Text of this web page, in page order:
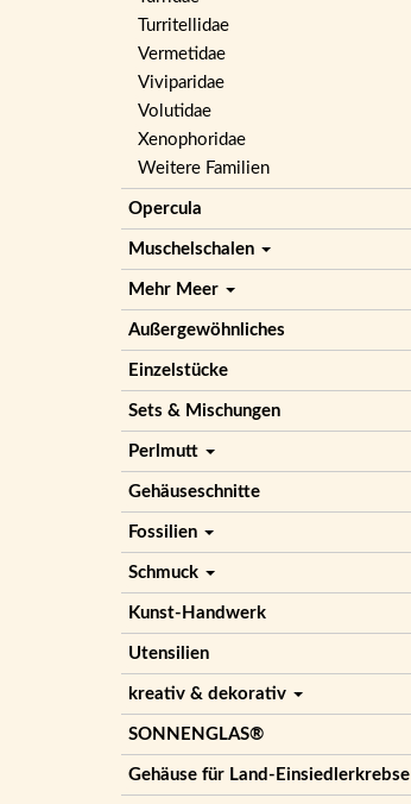
Turritellidae
Vermetidae
Viviparidae
Volutidae
Xenophoridae
Weitere Familien
Opercula
Muschelschalen
Mehr Meer
Außergewöhnliches
Einzelstücke
Sets & Mischungen
Perlmutt
Gehäuseschnitte
Fossilien
Schmuck
Kunst-Handwerk
Utensilien
kreativ & dekorativ
SONNENGLAS®
Gehäuse für Land-Einsiedlerkrebse